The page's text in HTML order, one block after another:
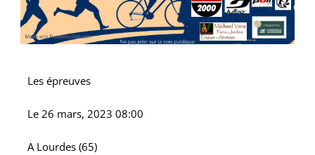
Les épreuves
Le26 mars, 2023 08:00
A Lourdes (65)